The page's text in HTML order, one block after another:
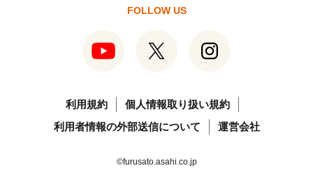
FOLLOW US
利用規約
個人情報取り扱い規約
利用者情報の外部送信について
運営会社
©furusato.asahi.co.jp